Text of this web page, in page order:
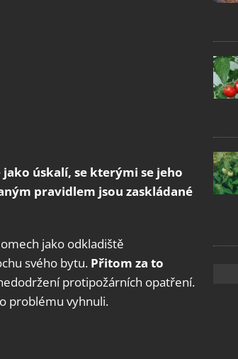
úskalí, se kterými se jeho
pravidlem jsou zaskládané
jako odkladiště
svého bytu. Přitom za to
protipožárních opatření.
problému vyhnuli.